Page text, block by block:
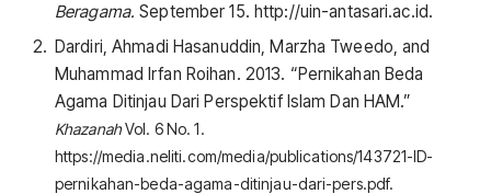
Beragama. September 15. http://uin-antasari.ac.id.
Dardiri, Ahmadi Hasanuddin, Marzha Tweedo, and
Muhammad Irfan Roihan. 2013. “Pernikahan Beda
Agama Ditinjau Dari Perspektif Islam Dan HAM.”
KhazanahVol. 6 No. 1.
https://media.neliti.com/media/publications/143721-ID-
pernikahan-beda-agama-ditinjau-dari-pers.pdf.